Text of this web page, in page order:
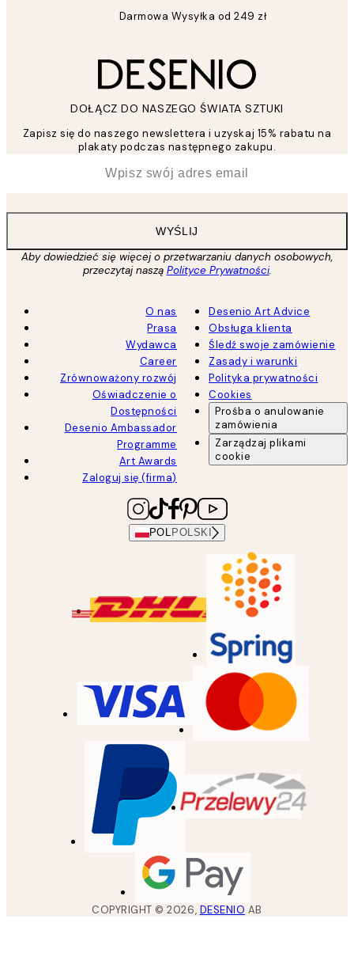
Darmowa Wysyłka od 249 zł
DOŁĄCZ DO NASZEGO ŚWIATA SZTUKI
Zapisz się do naszego newslettera i uzyskaj 15% rabatu na
plakaty podczas następnego zakupu.
WYŚLIJ
Aby dowiedzieć się więcej o przetwarzaniu danych osobowych,
przeczytaj naszą Polityce Prywatności.
O nas
Prasa
Wydawca
Career
Zrównoważony rozwój
Oświadczenie o
Dostępności
Desenio Ambassador
Programme
Art Awards
Zaloguj się (firma)
Desenio Art Advice
Obsługa klienta
Śledź swoje zamówienie
Zasady i warunki
Polityka prywatności
Cookies
Prośba o anulowanie
zamówienia
Zarządzaj plikami
cookie
POL POLSKI
COPYRIGHT ©2026, DESENIO AB